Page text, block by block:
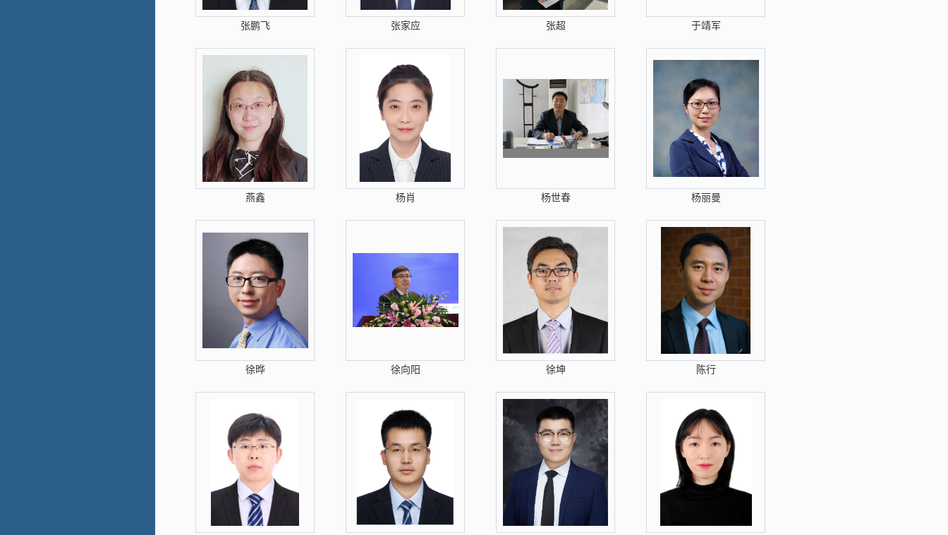
张鹏飞 张家应 张超 于靖军
燕鑫 杨肖 杨世春 杨丽曼
徐晔 徐向阳 徐坤 陈行